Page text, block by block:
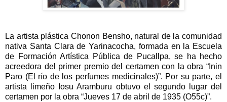
La artista plástica Chonon Bensho, natural de la comunidad
nativa Santa Clara de Yarinacocha, formada en la Escuela
de Formación Artística Pública de Pucallpa, se ha hecho
acreedora del primer premio del certamen con la obra “Inin
Paro (El río de los perfumes medicinales)”. Por su parte, el
artista limeño Iosu Aramburu obtuvo el segundo lugar del
certamen por la obra “Jueves 17 de abril de 1935 (O55c)”.